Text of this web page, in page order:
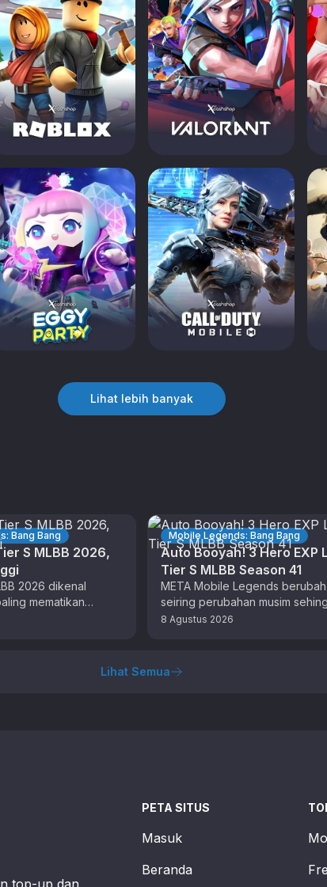
Lihat lebih banyak
Bang Bang
S MLBB 2026,
2026 dikenal
mematikan
ditakuti musuh. Di
Mobile Legends: Bang Bang
Auto Booyah! 3 Hero EXP
Tier S MLBB Season 41
META Mobile Legends berubah
seiring perubahan musim
pemain harus menyesuaikan diri
8 Agustus 2026
Lihat Semua
top-up dan
PETA SITUS
Masuk
Beranda